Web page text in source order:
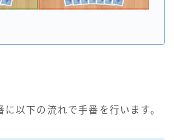
以下の流れで手番を行います。